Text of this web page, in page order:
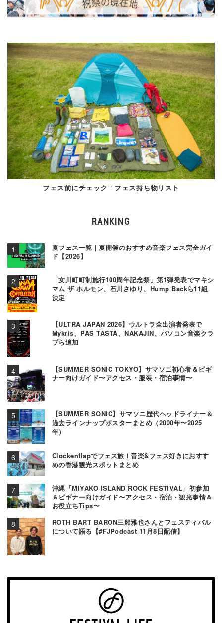
フェス前にチェック！フェス持ち物リスト
RANKING
夏フェス一覧｜夏開催のおすすめ音楽フェス完全ガイ
ド【2026】
「女川町町制施行100周年記念祭」第1弾発表でマキシ
マム ザ ホルモン、石川さゆり、Hump Backら11組
決定
【ULTRA JAPAN 2026】ウルトラ全出演者発表で
Mykris、PAS TASTA、NAKAJIN、パソコン音楽クラ
ブら追加
【SUMMER SONIC TOKYO】サマソニ初心者＆ビギ
ナー向けガイド〜アクセス・服装・宿泊事情〜
【SUMMER SONIC】サマソニ歴代ヘッドライナー＆
過去ラインナップポスターまとめ（2000年〜2025
年）
Clockenflapでフェス旅！音楽&フェス好きにおすす
めの香港観光スポットまとめ
沖縄「MIYAKO ISLAND ROCK FESTIVAL」初参加
＆ビギナー向けガイド〜アクセス・宿泊・観光事情＆
お役立ちTips〜
ROTH BART BARON三船雅也さんとフェスティバル
について語る【#FJPodcast 11月8日配信】